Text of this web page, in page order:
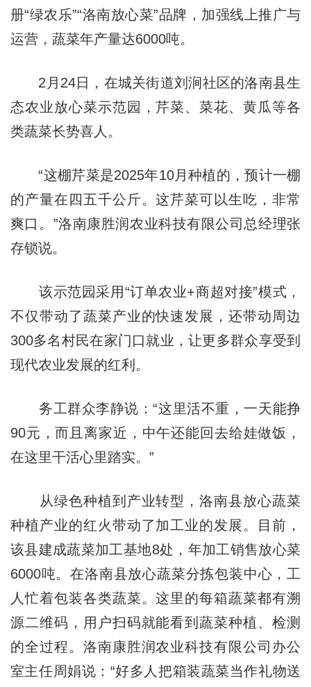
册“绿农乐”“洛南放心菜”品牌，加强线上推广与
运营，蔬菜年产量达6000吨。
2月24日，在城关街道刘涧社区的洛南县生
态农业放心菜示范园，芹菜、菜花、黄瓜等各
类蔬菜长势喜人。
“这棚芹菜是2025年10月种植的，预计一棚
的产量在四五千公斤。这芹菜可以生吃，非常
爽口。”洛南康胜润农业科技有限公司总经理张
存锁说。
该示范园采用“订单农业+商超对接”模式，
不仅带动了蔬菜产业的快速发展，还带动周边
300多名村民在家门口就业，让更多群众享受到
现代农业发展的红利。
务工群众李静说：“这里活不重，一天能挣
90元，而且离家近，中午还能回去给娃做饭，
在这里干活心里踏实。”
从绿色种植到产业转型，洛南县放心蔬菜
种植产业的红火带动了加工业的发展。目前，
该县建成蔬菜加工基地8处，年加工销售放心菜
6000吨。在洛南县放心蔬菜分拣包装中心，工
人忙着包装各类蔬菜。这里的每箱蔬菜都有溯
源二维码，用户扫码就能看到蔬菜种植、检测
的全过程。洛南康胜润农业科技有限公司办公
室主任周娟说：“好多人把箱装蔬菜当作礼物送